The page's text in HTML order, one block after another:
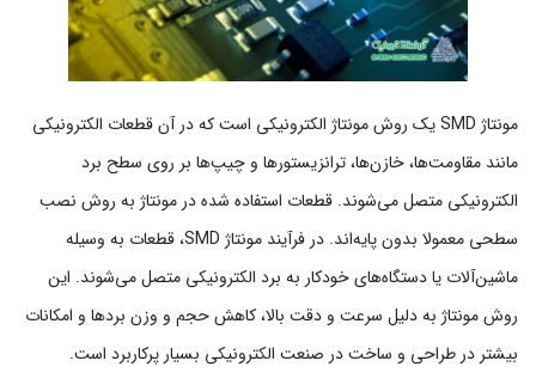
مونتاژ SMD یک روش مونتاژ الکترونیکی است که در آن قطعات الکترونیکی
مانند مقاومت‌ها، خازن‌ها، ترانزیستورها و چیپ‌ها بر روی سطح برد
الکترونیکی متصل می‌شوند. قطعات استفاده شده در مونتاژ به روش نصب
سطحی معمولا بدون پایه‌اند. در فرآیند مونتاژ SMD، قطعات به وسیله
ماشین‌آلات یا دستگاه‌های خودکار به برد الکترونیکی متصل می‌شوند. این
روش مونتاژ به دلیل سرعت و دقت بالا، کاهش حجم و وزن بردها و امکانات
بیشتر در طراحی و ساخت در صنعت الکترونیکی بسیار پرکاربرد است.